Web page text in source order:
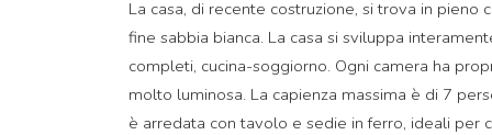
La casa, di recente costruzione, si trova in
fine sabbia bianca. La casa si sviluppa
completi, cucina-soggiorno. Ogni camera ha
molto luminosa. La capienza massima è di 7
è arredata con tavolo e sedie in ferro, ideali per